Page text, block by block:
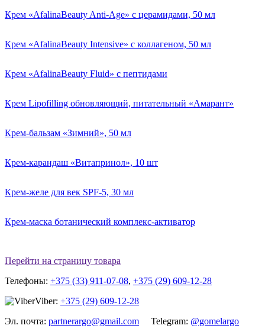
Крем «AfalinaBeauty Anti-Age» с церамидами, 50 мл
Крем «AfalinaBeauty Intensive» с коллагеном, 50 мл
Крем «AfalinaBeauty Fluid» с пептидами
Крем Lipofilling обновляющий, питательный «Амарант»
Крем-бальзам «Зимний», 50 мл
Крем-карандаш «Витапринол», 10 шт
Крем-желе для век SPF-5, 30 мл
Крем-маска ботанический комплекс-активатор
Перейти на страницу товара
Телефоны: +375 (33) 911-07-08, +375 (29) 609-12-28
Viber: +375 (29) 609-12-28
Эл. почта: partnerargo@gmail.com Telegram: @gomelargo